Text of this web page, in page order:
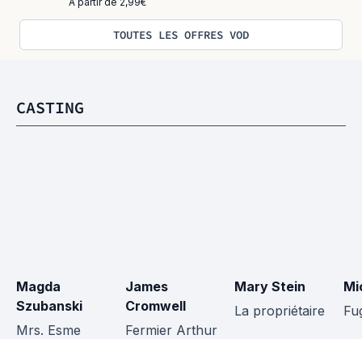
TOUTES LES OFFRES VOD
CASTING
Magda
Szubanski
Mrs. Esme
James
Cromwell
Fermier Arthur
Mary Stein
La propriétaire